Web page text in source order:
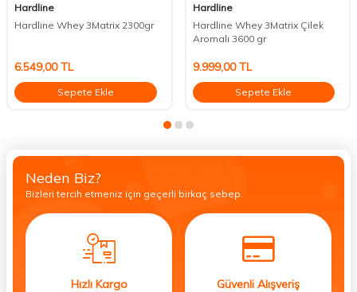
Hardline
Hardline Whey 3Matrix 2300gr
6.549,00TL
Sepete Ekle
Hardline
Hardline Whey 3Matrix Çilek
Aromalı 3600 gr
9.999,00TL
Sepete Ekle
Neden Biz?
Bizleri tercih etmeniz için geçerli birkaç sebep.
Hızlı Kargo Güvenli Alışveriş